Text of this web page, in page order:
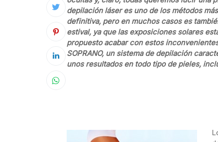
depilación láser es uno de los métodos
definitiva, pero en muchos casos es
estival, ya que las exposiciones solares
propuesto acabar con estos
SOPRANO, un sistema de depilación
unos resultados en todo tipo de pieles,